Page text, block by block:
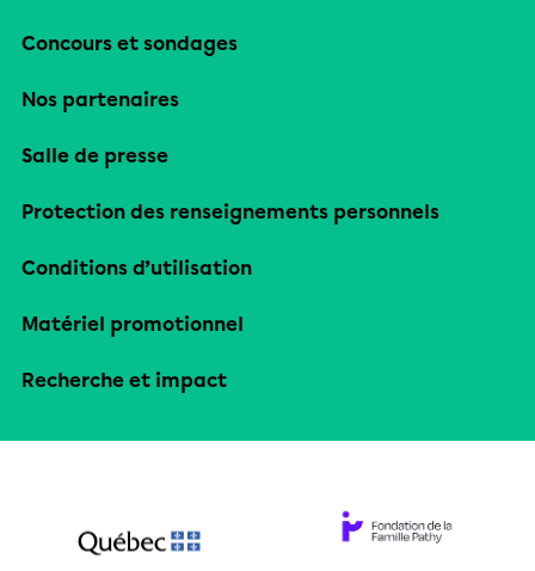
Concours et sondages
Nos partenaires
Salle de presse
Protection des renseignements personnels
Conditions d’utilisation
Matériel promotionnel
Recherche et impact